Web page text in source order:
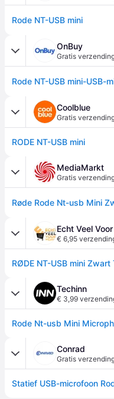
Rode NT-USB mini
OnBuy
Gratis
Coolblue
Gratis
RODE NT-USB mini
MediaMarkt
Gratis
Røde Rode Nt-usb Mini
Echt Veel
€ 6,95
RØDE NT-USB mini
Techinn
€ 3,99
Rode Nt-usb Mini
Conrad
Gratis